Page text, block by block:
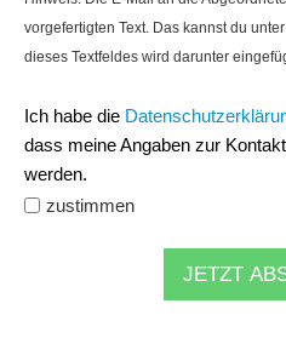
vorgefertigten Text. Das kannst du
dieses Textfeldes wird darunter
Ich habe die
dass meine Angaben zur
werden.
zustimmen
JETZT